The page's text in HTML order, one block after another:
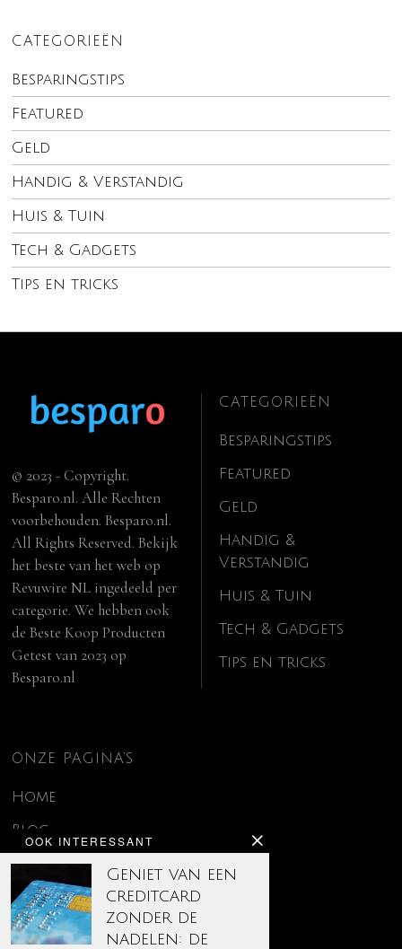
CATEGORIEËN
Besparingstips
Featured
Geld
Handig & Verstandig
Huis & Tuin
Tech & Gadgets
Tips en tricks
OOK INTERESSANT
Geniet van een
creditcard
zonder de
nadelen: de
© 2023 - Copyright.
Besparo.nl. Alle Rechten
voorbehouden. Besparo.nl.
All Rights Reserved. Bekijk
het beste van het web op
Revuwire NL ingedeeld per
categorie. We hebben ook
deBeste Koop Producten
Getest van 2023 op
Besparo.nl
CATEGORIEËN
Besparingstips
Featured
Geld
Handig &
Verstandig
Huis & Tuin
Tech & Gadgets
Tips en tricks
ONZE PAGINA’S
Home
Blog
Contact
Disclaimer
Over ons